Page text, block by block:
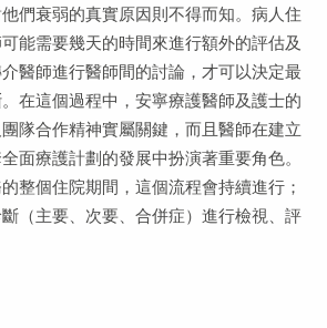
們衰弱的真實原因則不得而知。病人住
能需要幾天的時間來進行額外的評估及
醫師進行醫師間的討論，才可以決定最
在這個過程中，安寧療護醫師及護士的
隊合作精神實屬關鍵，而且醫師在建立
面療護計劃的發展中扮演著重要角色。
整個住院期間，這個流程會持續進行；
（主要、次要、合併症）進行檢視、評